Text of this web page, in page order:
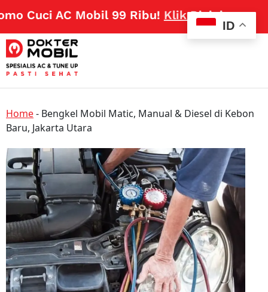
Cuci AC Mobil 99 Ribu!Klik Disini
Home- Bengkel Mobil Matic, Manual & Diesel di Kebon
Baru, Jakarta Utara
ID